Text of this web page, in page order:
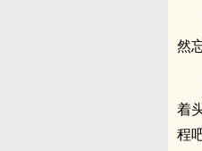
然
着
程